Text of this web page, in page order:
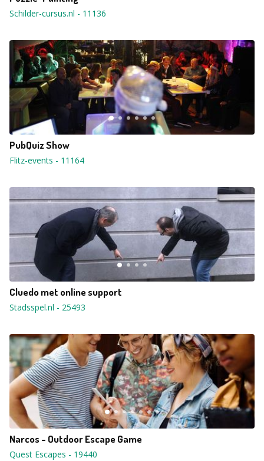
Schilder-cursus.nl - 11136
PubQuiz Show
Flitz-events - 11164
Cluedo met online support
Stadsspel.nl - 25493
Narcos - Outdoor Escape Game
Quest Escapes - 19440